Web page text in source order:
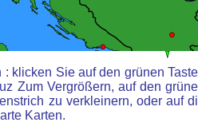
: klicken Sie auf den grünen
Zum Vergrößern, auf den
zu verkleinern, oder auf
Karten.